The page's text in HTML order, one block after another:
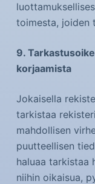
toimesta, joiden
9.
korjaamista
Jokaisella
tarkistaa
mahdollisen
puutteellisen
haluaa tarkistaa
niihin oikaisua,